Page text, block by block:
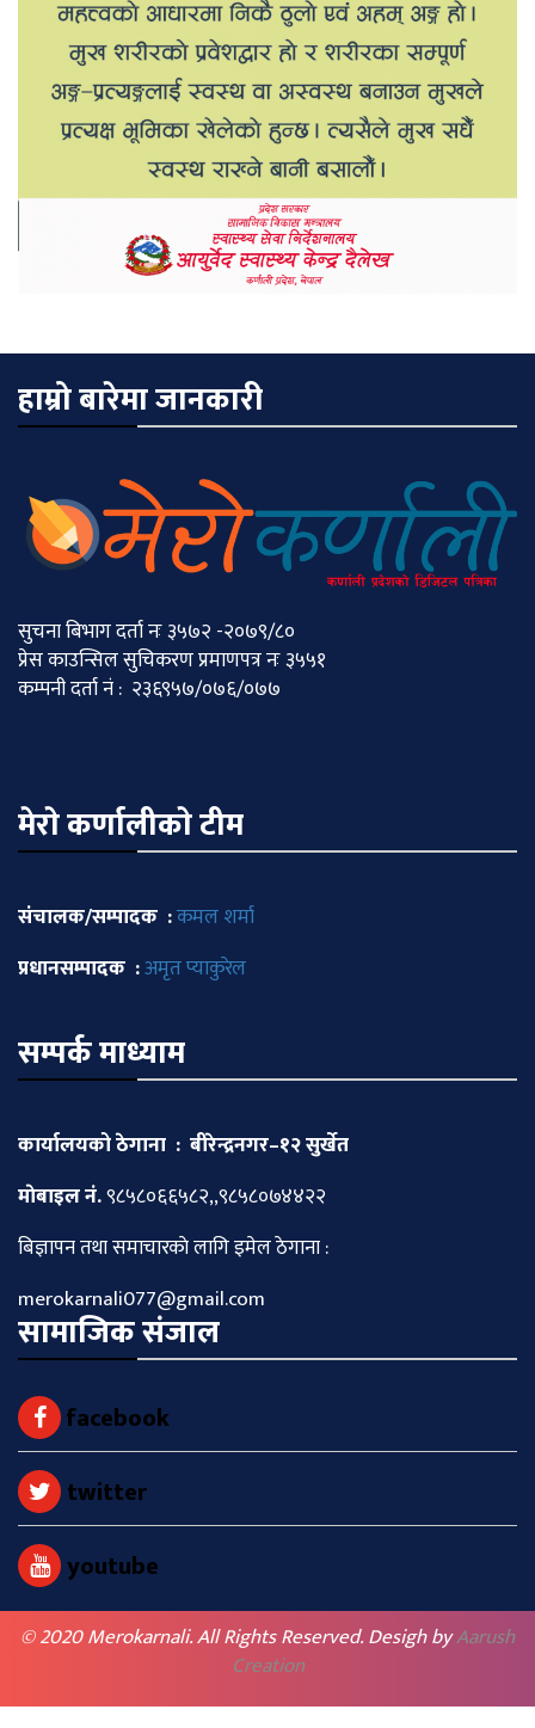
हाम्रो बारेमा जानकारी
सुचना बिभाग दर्ता नः ३५७२ -२०७९/८०
प्रेस काउन्सिल सुचिकरण प्रमाणपत्र नः ३५५१
कम्पनी दर्ता नं : २३६९५७/०७६/०७७
मेराे कर्णालीकाे टीम
संचालक/सम्पादक :कमल शर्मा
प्रधानसम्पादक :अमृत प्याकुरेल
सम्पर्क माध्याम
कार्यालयको ठेगाना : बीरेन्द्रनगर–१२ सुर्खेत
माेबाइल नं.९८५८०६६५८२,,९८५८०७४४२२
बिज्ञापन तथा समाचारकाे लागि इमेल ठेगाना :
merokarnali077@gmail.com
सामाजिक संजाल
facebook
twitter
youtube
© 2020 Merokarnali. All Rights Reserved. Desigh byAarush
Creation